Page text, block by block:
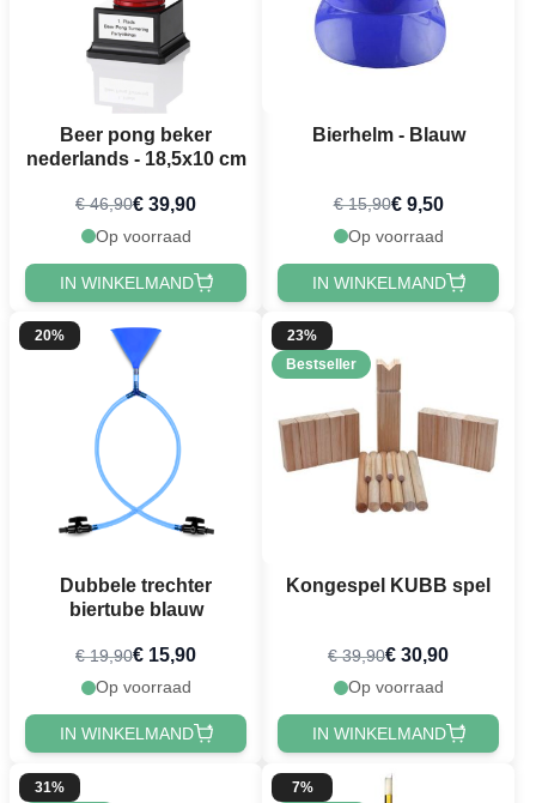
Beer pong beker
nederlands - 18,5x10 cm
€ 46,90€ 39,90
Op voorraad
IN WINKELMAND
Bierhelm - Blauw
€ 15,90€ 9,50
Op voorraad
IN WINKELMAND
20%
Dubbele trechter
biertube blauw
€ 19,90€ 15,90
Op voorraad
IN WINKELMAND
23%
Bestseller
Kongespel KUBB spel
€ 39,90€ 30,90
Op voorraad
IN WINKELMAND
31%
7%